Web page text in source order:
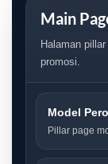
Main
Halaman
promosi.
Model
Pillar page